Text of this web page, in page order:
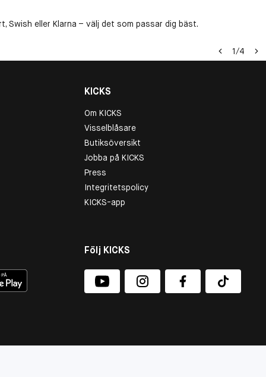
Swish eller Klarna – välj det som passar dig bäst.
1/4
KICKS
Om KICKS
Visselblåsare
Butiksöversikt
Jobba på KICKS
Press
Integritetspolicy
KICKS-app
Följ KICKS